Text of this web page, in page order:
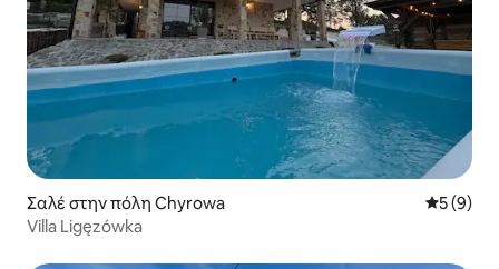
Σαλέ στην πόλη Chyrowa Μέση
5 (9)
Villa Ligęzówka